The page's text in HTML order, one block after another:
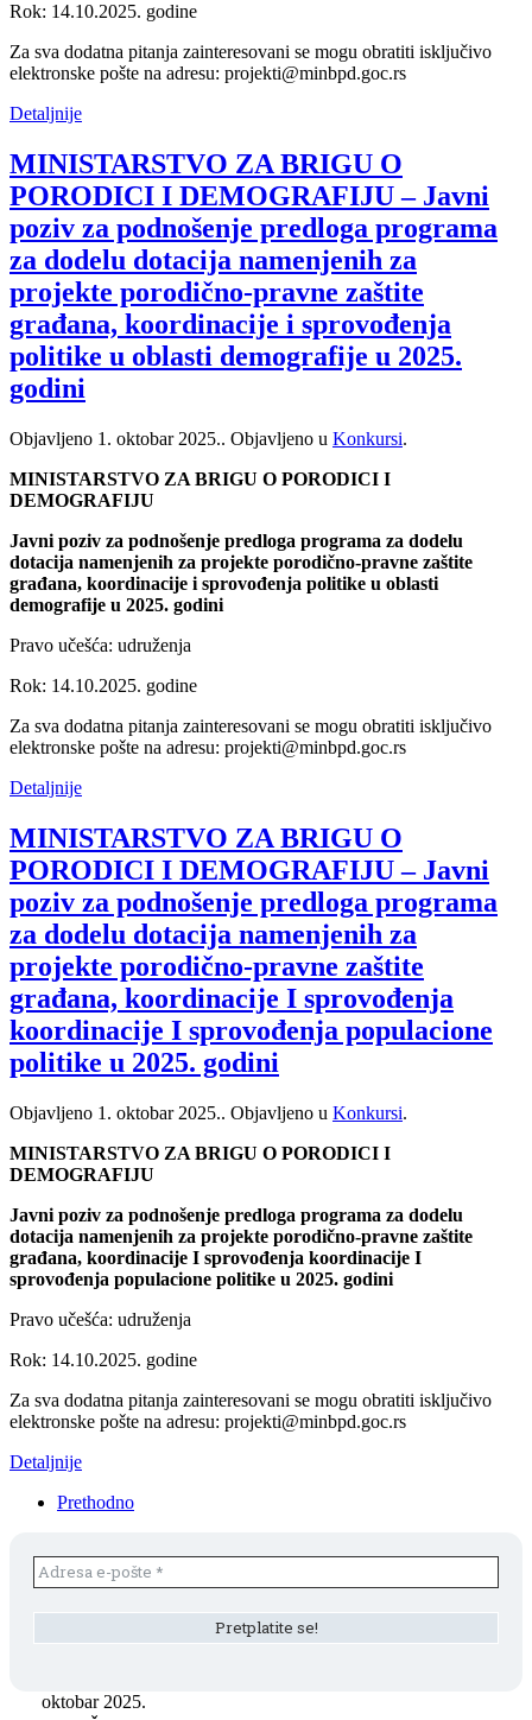
Rok: 14.10.2025. godine
Za sva dodatna pitanja zainteresovani se mogu obratiti isključivo
elektronske pošte na adresu: projekti@minbpd.goc.rs
Detaljnije
MINISTARSTVO ZA BRIGU O
PORODICI I DEMOGRAFIJU – Javni
poziv za podnošenje predloga programa
za dodelu dotacija namenjenih za
projekte porodično-pravne zaštite
građana, koordinacije i sprovođenja
politike u oblasti demografije u 2025.
godini
Objavljeno 1. oktobar 2025.. Objavljeno u Konkursi.
MINISTARSTVO ZA BRIGU O PORODICI I
DEMOGRAFIJU
Javni poziv za podnošenje predloga programa za dodelu
dotacija namenjenih za projekte porodično-pravne zaštite
građana, koordinacije i sprovođenja politike u oblasti
demografije u 2025. godini
Pravo učešća: udruženja
Rok: 14.10.2025. godine
Za sva dodatna pitanja zainteresovani se mogu obratiti isključivo
elektronske pošte na adresu: projekti@minbpd.goc.rs
Detaljnije
MINISTARSTVO ZA BRIGU O
PORODICI I DEMOGRAFIJU – Javni
poziv za podnošenje predloga programa
za dodelu dotacija namenjenih za
projekte porodično-pravne zaštite
građana, koordinacije I sprovođenja
koordinacije I sprovođenja populacione
politike u 2025. godini
Objavljeno 1. oktobar 2025.. Objavljeno u Konkursi.
MINISTARSTVO ZA BRIGU O PORODICI I
DEMOGRAFIJU
Javni poziv za podnošenje predloga programa za dodelu
dotacija namenjenih za projekte porodično-pravne zaštite
građana, koordinacije I sprovođenja koordinacije I
sprovođenja populacione politike u 2025. godini
Pravo učešća: udruženja
Rok: 14.10.2025. godine
Za sva dodatna pitanja zainteresovani se mogu obratiti isključivo
elektronske pošte na adresu: projekti@minbpd.goc.rs
Detaljnije
Prethodno
oktobar 2025.